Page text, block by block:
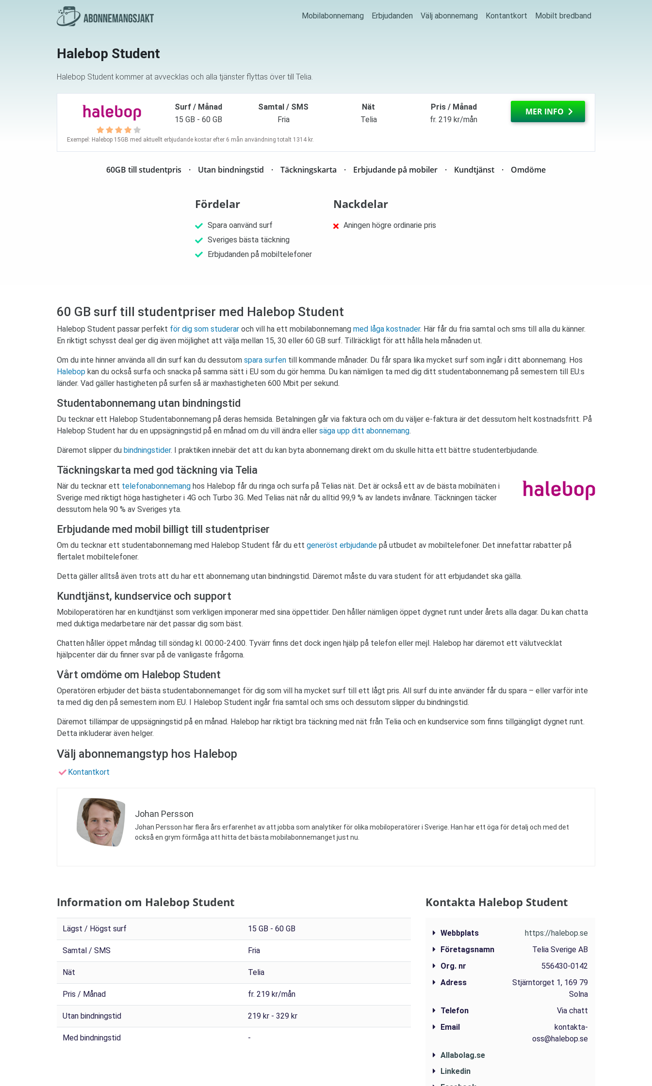
Mobilabonnemang Erbjudanden Välj abonnemang Kontantkort Mobilt bredband
Halebop Student
Halebop Student kommer at avvecklas och alla tjänster flyttas över till Telia.
Surf / Månad
15 GB - 60 GB
Samtal / SMS
Fria
Nät
Telia
Pris / Månad
fr. 219 kr/mån
MER INFO
Exempel: Halebop 15GB med aktuellt erbjudande kostar efter 6 mån användning totalt 1314 kr.
60GB till studentpris Utan bindningstid Täckningskarta Erbjudande på mobiler Kundtjänst Omdöme
Fördelar
Spara oanvänd surf
Sveriges bästa täckning
Erbjudanden på mobiltelefoner
Nackdelar
Aningen högre ordinarie pris
60 GB surf till studentpriser med Halebop Student
Halebop Student passar perfekt för dig som studerar och vill ha ett mobilabonnemang med låga kostnader. Här får du fria samtal och sms till alla du känner.
En riktigt schysst deal ger dig även möjlighet att välja mellan 15, 30 eller 60 GB surf. Tillräckligt för att hålla hela månaden ut.
Om du inte hinner använda all din surf kan du dessutom spara surfen till kommande månader. Du får spara lika mycket surf som ingår i ditt abonnemang. Hos
Halebop kan du också surfa och snacka på samma sätt i EU som du gör hemma. Du kan nämligen ta med dig ditt studentabonnemang på semestern till EU:s
länder. Vad gäller hastigheten på surfen så är maxhastigheten 600 Mbit per sekund.
Studentabonnemang utan bindningstid
Du tecknar ett Halebop Studentabonnemang på deras hemsida. Betalningen går via faktura och om du väljer e-faktura är det dessutom helt kostnadsfritt. På
Halebop Student har du en uppsägningstid på en månad om du vill ändra eller säga upp ditt abonnemang.
Däremot slipper du bindningstider. I praktiken innebär det att du kan byta abonnemang direkt om du skulle hitta ett bättre studenterbjudande.
Täckningskarta med god täckning via Telia
När du tecknar ett telefonabonnemang hos Halebop får du ringa och surfa på Telias nät. Det är också ett av de bästa mobilnäten i
Sverige med riktigt höga hastigheter i 4G och Turbo 3G. Med Telias nät når du alltid 99,9 % av landets invånare. Täckningen täcker
dessutom hela 90 % av Sveriges yta.
Erbjudande med mobil billigt till studentpriser
Om du tecknar ett studentabonnemang med Halebop Student får du ett generöst erbjudande på utbudet av mobiltelefoner. Det innefattar rabatter på
flertalet mobiltelefoner.
Detta gäller alltså även trots att du har ett abonnemang utan bindningstid. Däremot måste du vara student för att erbjudandet ska gälla.
Kundtjänst, kundservice och support
Mobiloperatören har en kundtjänst som verkligen imponerar med sina öppettider. Den håller nämligen öppet dygnet runt under årets alla dagar. Du kan chatta
med duktiga medarbetare när det passar dig som bäst.
Chatten håller öppet måndag till söndag kl. 00:00-24:00. Tyvärr finns det dock ingen hjälp på telefon eller mejl. Halebop har däremot ett välutvecklat
hjälpcenter där du finner svar på de vanligaste frågorna.
Vårt omdöme om Halebop Student
Operatören erbjuder det bästa studentabonnemanget för dig som vill ha mycket surf till ett lågt pris. All surf du inte använder får du spara – eller varför inte
ta med dig den på semestern inom EU. I Halebop Student ingår fria samtal och sms och dessutom slipper du bindningstid.
Däremot tillämpar de uppsägningstid på en månad. Halebop har riktigt bra täckning med nät från Telia och en kundservice som finns tillgängligt dygnet runt.
Detta inkluderar även helger.
Välj abonnemangstyp hos Halebop
Kontantkort
Johan Persson
Johan Persson har flera års erfarenhet av att jobba som analytiker för olika mobiloperatörer i Sverige. Han har ett öga för detalj och med det
också en grym förmåga att hitta det bästa mobilabonnemanget just nu.
Information om Halebop Student
Lägst / Högst surf 15 GB - 60 GB
Samtal / SMS Fria
Nät Telia
Pris / Månad fr. 219 kr/mån
Utan bindningstid 219 kr - 329 kr
Med bindningstid -
Kontakta Halebop Student
Webbplats
https://halebop.se
Företagsnamn
Telia Sverige AB
Org. nr
556430-0142
Adress
Stjärntorget 1, 169 79
Solna
Telefon
Via chatt
Email
kontakta-
oss@halebop.se
Allabolag.se
Linkedin